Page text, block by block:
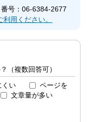
号：06-6384-2677
用ください。
（複数回答可）
くい
ページを
文章量が多い